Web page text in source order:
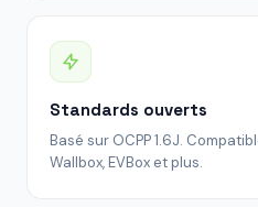
Standards ouverts
Basé sur OCPP 1.6J.
Wallbox, EVBox et plus.